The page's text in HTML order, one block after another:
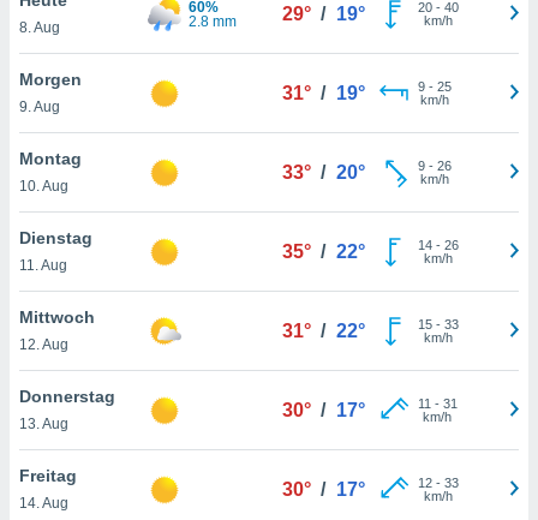
oder
Partner
es uns
das
der
Profil zu
Ihnen
finden
. Sie
jederzeit
Rand
8. Aug
60%
2.8 mm
29° / 19° 20- 40
km/h
Morgen
9. Aug
31° / 19° 9- 25
km/h
Montag
10. Aug
33° / 20° 9- 26
km/h
Dienstag
11. Aug
35° / 22° 14- 26
km/h
Mittwoch
12. Aug
31° / 22° 15- 33
km/h
Donnerstag
13. Aug
30° / 17° 11 - 31
km/h
Freitag
14. Aug
30° / 17° 12- 33
km/h